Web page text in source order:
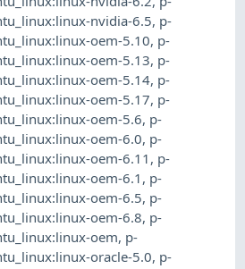
nvidia-6.5, p-
oem-5.10, p-
oem-5.13, p-
oem-5.14, p-
oem-5.17, p-
oem-5.6, p-
oem-6.0, p-
oem-6.11 , p-
oem-6.1 , p-
oem-6.5, p-
oem-6.8, p-
oem, p-
oracle-5.0, p-